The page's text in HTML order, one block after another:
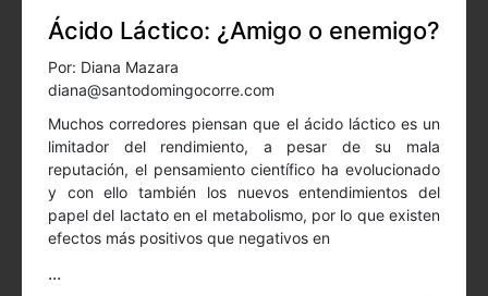
Ácido Láctico: ¿Amigo o enemigo?
Por: Diana Mazara
diana@santodomingocorre.com
Muchos corredores piensan que el ácido láctico es un
limitador del rendimiento, a pesar de su mala
reputación, el pensamiento científico ha evolucionado
y con ello también los nuevos entendimientos del
papel del lactato en el metabolismo, por lo que existen
efectos más positivos que negativos en
...